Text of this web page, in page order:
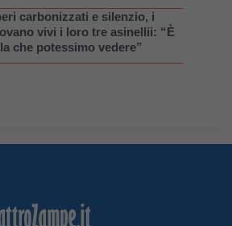
carbonizzati e silenzio, i
vivi i loro tre asinellii: “È
che potessimo vedere”